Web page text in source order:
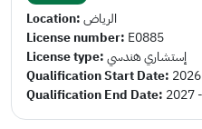
Location:الرياض
License number: E0885
License type:إستشاري هندسي
Qualification Start Date:
Qualification End Date: 2027